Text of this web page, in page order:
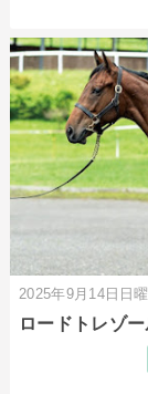
2025年9月14日日
ロードトレゾ